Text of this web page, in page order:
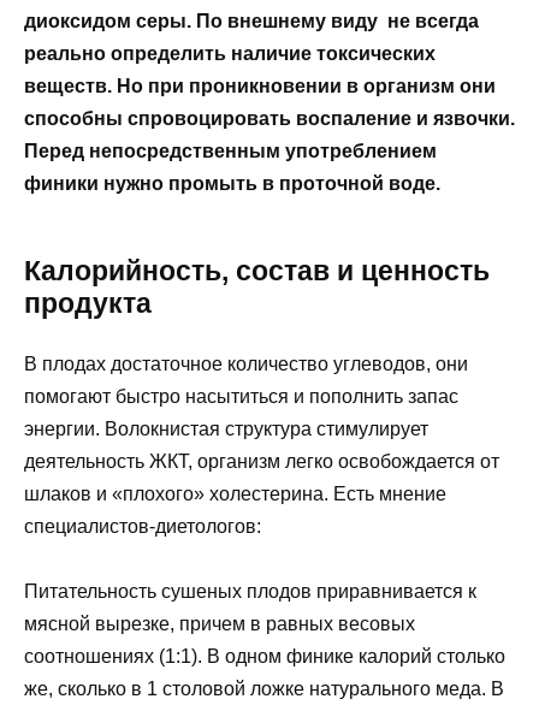
диоксидом серы. По внешнему виду не всегда
реально определить наличие токсических
веществ. Но при проникновении в организм они
способны спровоцировать воспаление и язвочки.
Перед непосредственным употреблением
финики нужно промыть в проточной воде.
Калорийность, состав и ценность
продукта
В плодах достаточное количество углеводов, они
помогают быстро насытиться и пополнить запас
энергии. Волокнистая структура стимулирует
деятельность ЖКТ, организм легко освобождается от
шлаков и «плохого» холестерина. Есть мнение
специалистов-диетологов:
Питательность сушеных плодов приравнивается к
мясной вырезке, причем в равных весовых
соотношениях (1:1). В одном финике калорий столько
же, сколько в 1 столовой ложке натурального меда. В